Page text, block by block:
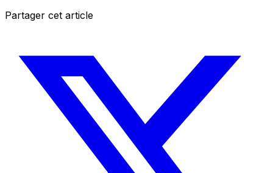
Partager cet article